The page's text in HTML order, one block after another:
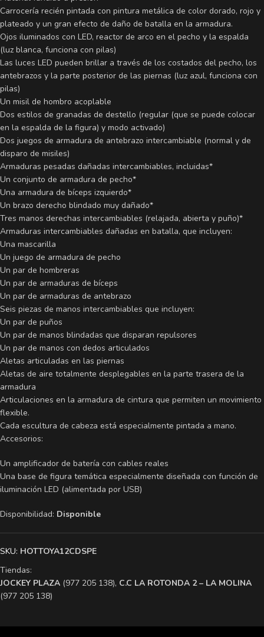
Carrocería recién pintada con pintura metálica de color dorado, rojo y
plateado y un gran efecto de daño de batalla en la armadura.
Ojos iluminados con LED, reactor de arco en el pecho y la espalda
(luz blanca, funciona con pilas)
Las luces LED pueden brillar a través de los costados del pecho, los
antebrazos y la parte posterior de las piernas (luz azul, funciona con
pilas)
Un misil de hombro acoplable
Dos estilos de granadas de destello (regular (que se puede colocar
en la espalda de la figura) y modo activado)
Dos juegos de armadura de antebrazo intercambiable (normal y de
disparo de misiles)
Armaduras pesadas dañadas intercambiables, incluidas*
Un conjunto de armadura de pecho*
Una armadura de bíceps izquierdo*
Un brazo derecho blindado muy dañado*
Tres manos derechas intercambiables (relajada, abierta y puño)*
Armaduras intercambiables dañadas en batalla, que incluyen:
Una mascarilla
Un juego de armadura de pecho
Un par de hombreras
Un par de armaduras de bíceps
Un par de armaduras de antebrazo
Seis piezas de manos intercambiables que incluyen:
Un par de puños
Un par de manos blindadas que disparan repulsores
Un par de manos con dedos articulados
Aletas articuladas en las piernas
Aletas de aire totalmente desplegables en la parte trasera de la
armadura
Articulaciones en la armadura de cintura que permiten un movimiento
flexible.
Cada escultura de cabeza está especialmente pintada a mano.
Accesorios:
Un amplificador de batería con cables reales
Una base de figura temática especialmente diseñada con función de
iluminación LED (alimentada por USB)
Disponibilidad: Disponible
SKU: HOTTOYA12CDSPE
Tiendas:
​JOCKEY PLAZA (977 205 138), ​C.C LA ROTONDA 2 – LA MOLINA
(977 205 138)